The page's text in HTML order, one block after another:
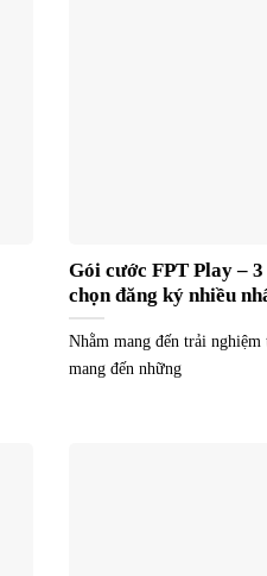
Gói cước FPT Play –
chọn đăng ký nhiều
Nhằm mang đến trải
mang đến những